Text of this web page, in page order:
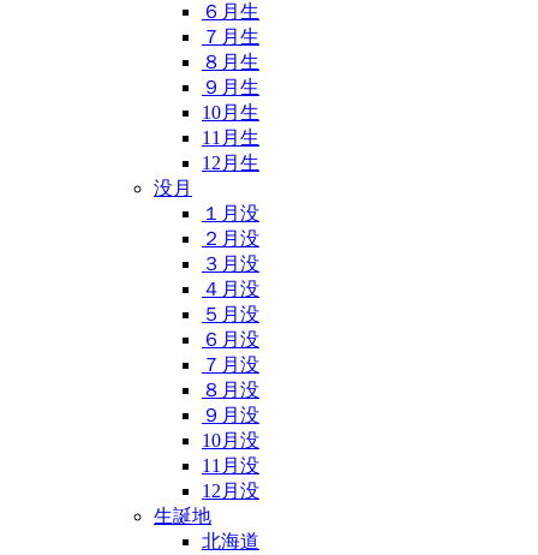
６月生
７月生
８月生
９月生
10月生
11月生
12月生
没月
１月没
２月没
３月没
４月没
５月没
６月没
７月没
８月没
９月没
10月没
11月没
12月没
生誕地
北海道